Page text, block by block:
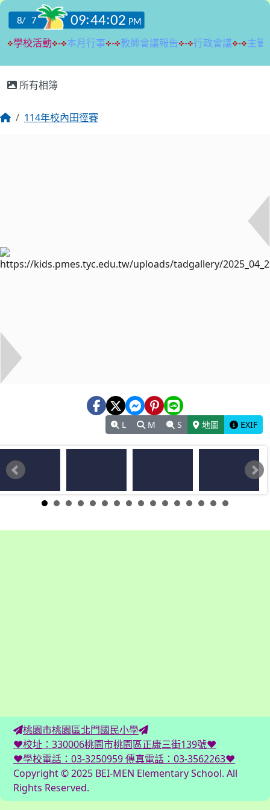
所有相簿
114年校內田徑賽
L M S 地圖 EXIF
桃園市桃園區北門國民小學
♥校址：330006桃園市桃園區正康三街139號♥
♥學校電話：03-3250959 傳真電話：03-3562263♥
Copyright © 2025 BEI-MEN Elementary School. All
Rights Reserved.